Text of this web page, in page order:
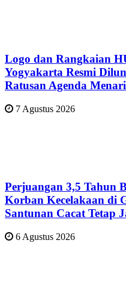
Logo dan Rangkaian
Yogyakarta Resmi
Ratusan Agenda
7 Agustus 2026
Perjuangan 3,5 Tahun
Korban Kecelakaan di
Santunan Cacat Tetap
6 Agustus 2026